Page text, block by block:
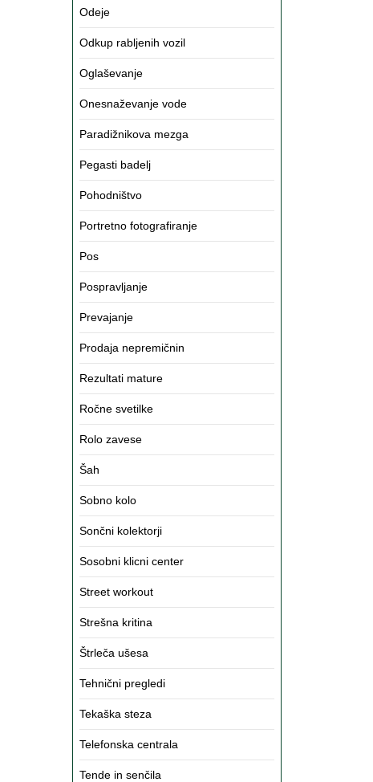
Odeje
Odkup rabljenih vozil
Oglaševanje
Onesnaževanje vode
Paradižnikova mezga
Pegasti badelj
Pohodništvo
Portretno fotografiranje
Pos
Pospravljanje
Prevajanje
Prodaja nepremičnin
Rezultati mature
Ročne svetilke
Rolo zavese
Šah
Sobno kolo
Sončni kolektorji
Sosobni klicni center
Street workout
Strešna kritina
Štrleča ušesa
Tehnični pregledi
Tekaška steza
Telefonska centrala
Tende in senčila